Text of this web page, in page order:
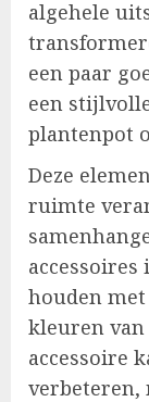
algehele
een paar
een
plantenpot
Deze
ruimte
houden
kleuren van
accessoire
verbeteren,